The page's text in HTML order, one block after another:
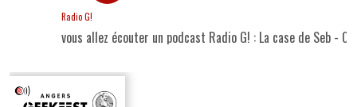
Radio G!
vous allez écouter un podcast Radio G! : La case de Seb -